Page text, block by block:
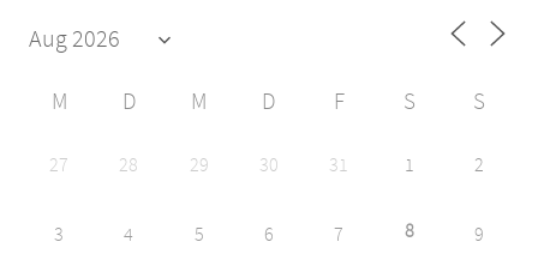
M D M D F S S
27 28 29 30 31 1 2
3 4 5 6 7 8 9